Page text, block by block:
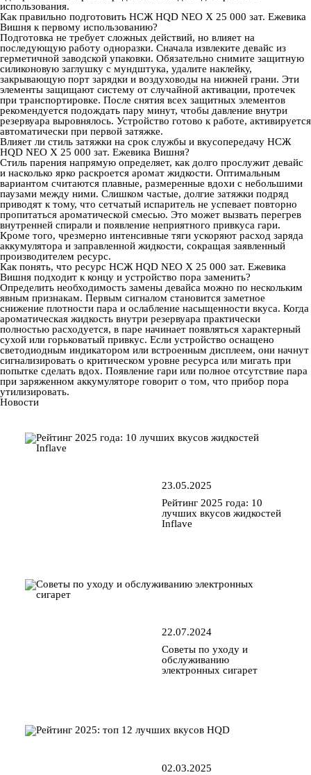
использования.
Как правильно подготовить НСЖ HQD NEO X 25 000 зат. Ежевика
Вишня к первому использованию?
Подготовка не требует сложных действий, но влияет на
последующую работу одноразки. Сначала извлеките девайс из
герметичной заводской упаковки. Обязательно снимите защитную
силиконовую заглушку с мундштука, удалите наклейку,
закрывающую порт зарядки и воздуховоды на нижней грани. Эти
элементы защищают систему от случайной активации, протечек
при транспортировке. После снятия всех защитных элементов
рекомендуется подождать пару минут, чтобы давление внутри
резервуара выровнялось. Устройство готово к работе, активируется
автоматически при первой затяжке.
Влияет ли стиль затяжки на срок службы и вкусопередачу НСЖ
HQD NEO X 25 000 зат. Ежевика Вишня?
Стиль парения напрямую определяет, как долго прослужит девайс
и насколько ярко раскроется аромат жидкости. Оптимальным
вариантом считаются плавные, размеренные вдохи с небольшими
паузами между ними. Слишком частые, долгие затяжки подряд
приводят к тому, что сетчатый испаритель не успевает повторно
пропитаться ароматической смесью. Это может вызвать перегрев
внутренней спирали и появление неприятного привкуса гари.
Кроме того, чрезмерно интенсивные тяги ускоряют расход заряда
аккумулятора и заправленной жидкости, сокращая заявленный
производителем ресурс.
Как понять, что ресурс НСЖ HQD NEO X 25 000 зат. Ежевика
Вишня подходит к концу и устройство пора заменить?
Определить необходимость замены девайса можно по нескольким
явным признакам. Первым сигналом становится заметное
снижение плотности пара и ослабление насыщенности вкуса. Когда
ароматическая жидкость внутри резервуара практически
полностью расходуется, в паре начинает появляться характерный
сухой или горьковатый привкус. Если устройство оснащено
светодиодным индикатором или встроенным дисплеем, они начнут
сигнализировать о критическом уровне ресурса или мигать при
попытке сделать вдох. Появление гари или полное отсутствие пара
при заряженном аккумуляторе говорит о том, что прибор пора
утилизировать.
Новости
23.05.2025
Рейтинг 2025 года: 10
лучших вкусов жидкостей
Inflave
22.07.2024
Советы по уходу и
обслуживанию
электронных сигарет
02.03.2025